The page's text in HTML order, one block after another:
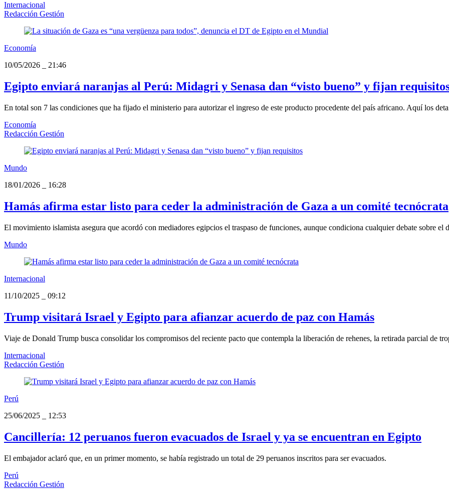
Internacional
Redacción Gestión
Economía
10/05/2026
21:46
Egipto enviará naranjas al Perú: Midagri y Senasa dan “visto bueno” y fijan
En total son 7 las condiciones que ha fijado el ministerio para autorizar el ingreso de este producto procedente del país africano. Aquí los
Economía
Redacción Gestión
Mundo
18/01/2026
16:28
Hamás afirma estar listo para ceder la administración de Gaza a un comité tecnócrata
El movimiento islamista asegura que acordó con mediadores egipcios el traspaso de funciones, aunque condiciona cualquier debate sobre el
Mundo
Internacional
11/10/2025
09:12
Trump visitará Israel y Egipto para afianzar acuerdo de paz con Hamás
Viaje de Donald Trump busca consolidar los compromisos del reciente pacto que contempla la liberación de rehenes, la retirada parcial de
Internacional
Redacción Gestión
Perú
25/06/2025
12:53
Cancillería: 12 peruanos fueron evacuados de Israel y ya se encuentran en Egipto
El embajador aclaró que, en un primer momento, se había registrado un total de 29 peruanos inscritos para ser evacuados.
Perú
Redacción Gestión